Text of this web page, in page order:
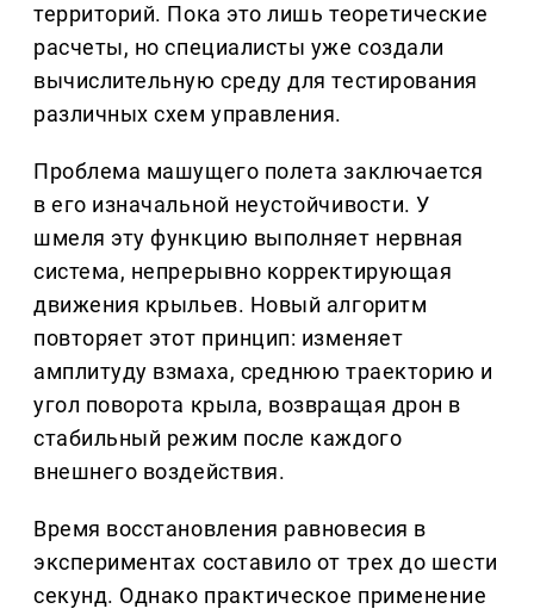
территорий. Пока это лишь теоретические
расчеты, но специалисты уже создали
вычислительную среду для тестирования
различных схем управления.
Проблема машущего полета заключается
в его изначальной неустойчивости. У
шмеля эту функцию выполняет нервная
система, непрерывно корректирующая
движения крыльев. Новый алгоритм
повторяет этот принцип: изменяет
амплитуду взмаха, среднюю траекторию и
угол поворота крыла, возвращая дрон в
стабильный режим после каждого
внешнего воздействия.
Время восстановления равновесия в
экспериментах составило от трех до шести
секунд. Однако практическое применение